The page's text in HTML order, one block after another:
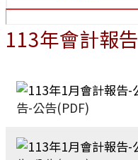
113年會計報告
告-公告(PDF)